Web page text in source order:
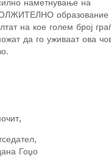
наметнување на
образование
на кое голем број
да го уживаат ова
Гоџо